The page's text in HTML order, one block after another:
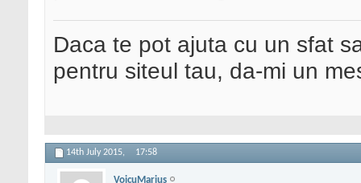
Daca te pot ajuta cu un sfat
pentru siteul tau, da-mi un
14th July 2015, 17:58
VoicuMarius